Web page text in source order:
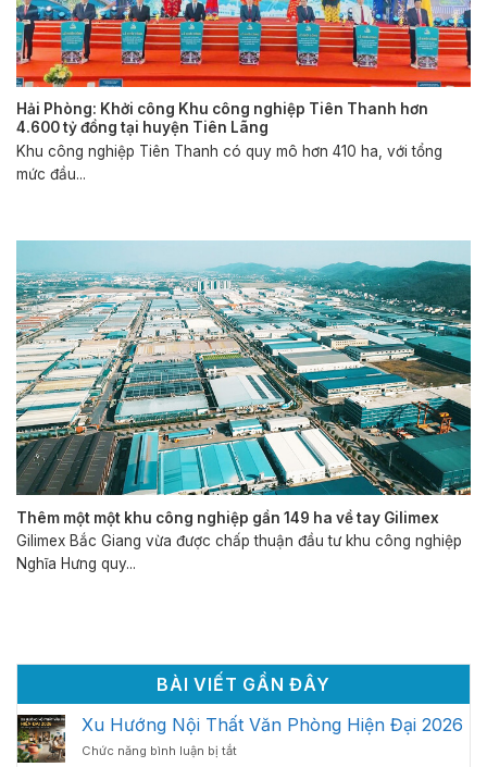
Hải Phòng: Khởi công Khu công nghiệp Tiên Thanh hơn
4.600 tỷ đồng tại huyện Tiên Lãng
Khu công nghiệp Tiên Thanh có quy mô hơn 410 ha, với tổng
mức đầu...
Thêm một một khu công nghiệp gần 149 ha về tay Gilimex
Gilimex Bắc Giang vừa được chấp thuận đầu tư khu công nghiệp
Nghĩa Hưng quy...
BÀI VIẾT GẦN ĐÂY
Xu Hướng Nội Thất Văn Phòng Hiện Đại 2026
Chức năng bình luận bị tắtở